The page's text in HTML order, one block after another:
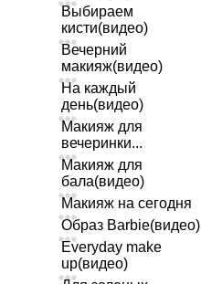
Выбираем
кисти(видео)
Вечерний
макияж(видео)
На каждый
день(видео)
Макияж для
вечеринки...
Макияж для
бала(видео)
Макияж на сегодня
Образ Barbie(видео)
Everyday make
up(видео)